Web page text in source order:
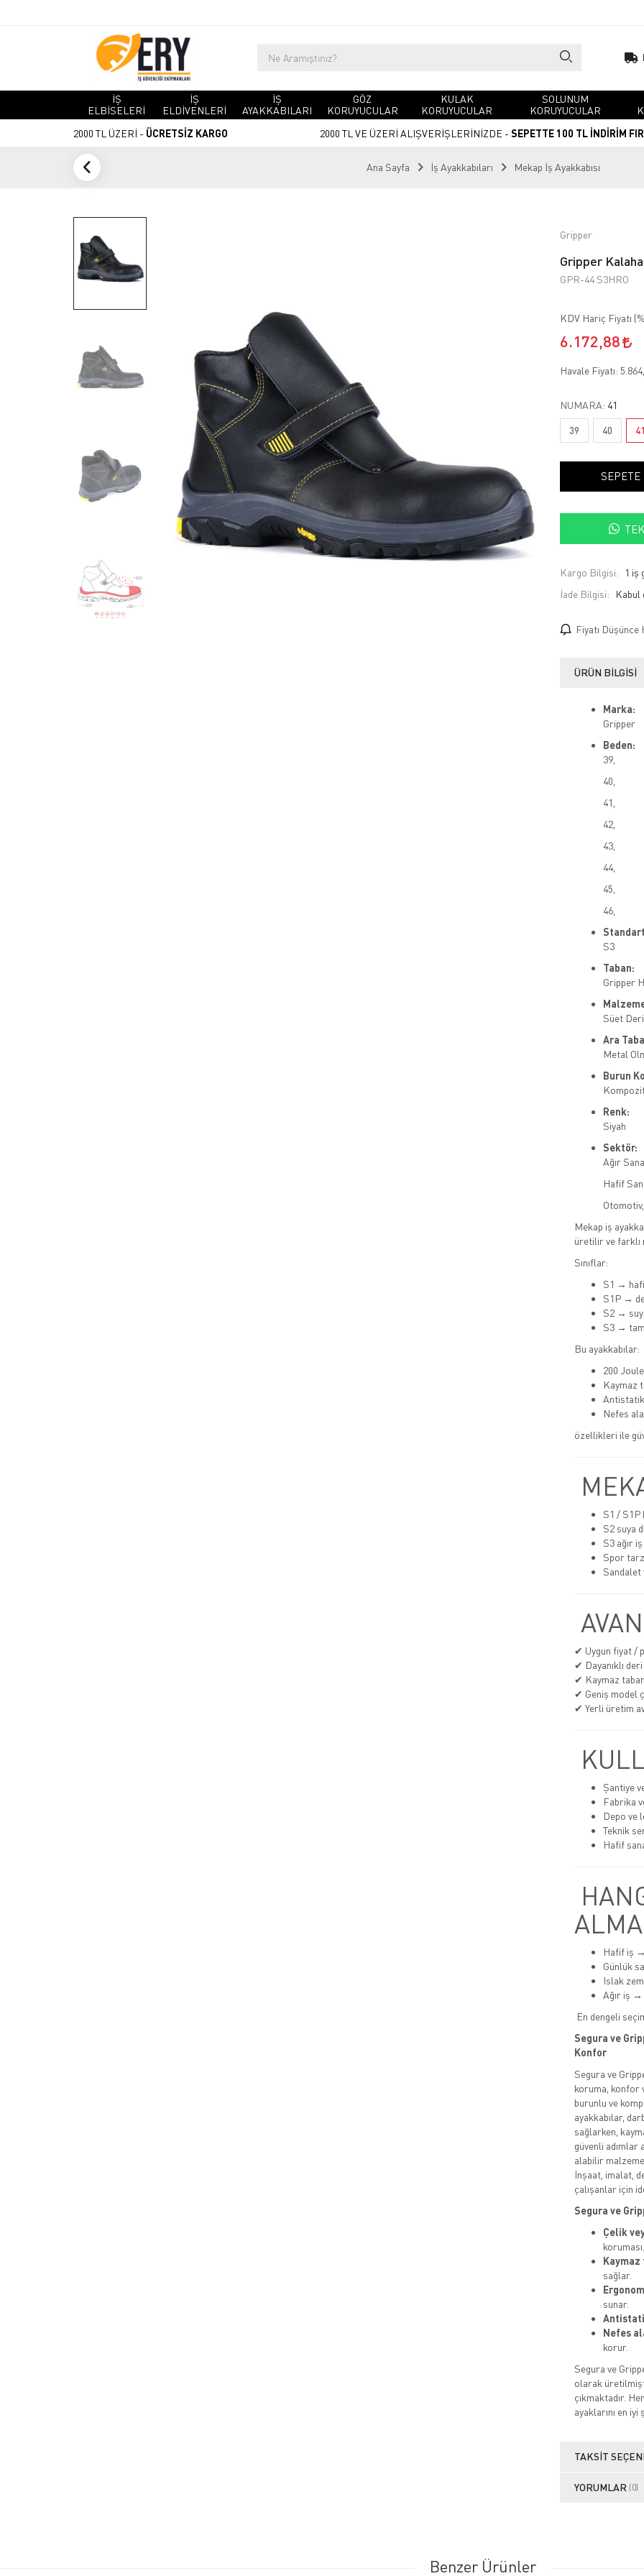
İŞ
ELBİSELERİ
İŞ
ELDİVENLERİ
İŞ
AYAKKABILARI
GÖZ
KORUYUCULAR
KULAK
KORUYUCULAR
SOLUNUM
KORUYUCULAR
2000 TL ÜZERİ - ÜCRETSİZ KARGO 2000 TL VE ÜZERİ ALIŞVERİŞLERİNİZDE - SEPETTE 100 TL İNDİRİM
Ana Sayfa İş Ayakkabıları Mekap İş Ayakkabısı
Gripper
Gripper
GPR-44 S3HRO
KDV Hariç Fiyatı (
6.172,88
Havale Fiyatı:
NUMARA: 41
39 40
SEPETE
Kargo Bilgisi:
1 iş
İade Bilgisi:
Fiyatı Düşünce
ÜRÜN BILGISI
Marka:
Gripper
Beden:
39,
40,
41,
42,
43,
44,
45,
46,
S3
Taban:
Gripper
Süet Deri
Ara
Metal
Burun
Renk:
Siyah
Sektör:
Ağır
Hafif
Otomotiv,
Mekap iş
üretilir ve farklı
Sınıflar:
S1 →
S1P →
S2 →
S3 →
Bu ayakkabılar:
200
Kaymaz
Antistatik
Nefes
özellikleri ile
S1 / S1P
S2 suya
S3 ağır
Spor tarz
Sandalet
✔ Uygun fiyat /
✔ Dayanıklı deri
✔ Kaymaz
✔ Geniş model
✔ Yerli üretim
Şantiye
Fabrika
Depo ve
Teknik
Hafif
Hafif iş
Günlük
Islak
Ağır iş →
En dengeli
Segura ve
Konfor
Segura ve
koruma, konfor
burunlu ve
ayakkabılar,
sağlarken,
güvenli adımlar
alabilir
İnşaat, imalat,
çalışanlar için
Segura ve
Çelik
koruması.
Kaymaz
sağlar.
sunar.
Nefes
korur.
Segura ve
olarak
çıkmaktadır.
ayaklarını en
TAKSIT
YORUMLAR (0)
Benzer Ürünler